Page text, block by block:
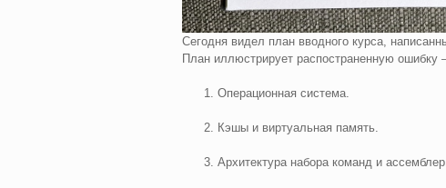
Сегодня видел план вводного курса,
План иллюстрирует распостраненную
Операционная система.
Кэшы и виртуальная память.
Архитектура набора команд и ассемблер.